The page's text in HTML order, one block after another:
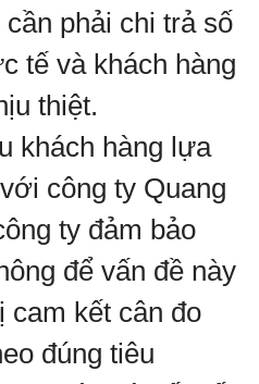
phải chi trả số
tế và khách hàng
thiệt.
khách hàng lựa
công ty Quang
ty đảm bảo
để vấn đề này
kết cân đo
đúng tiêu